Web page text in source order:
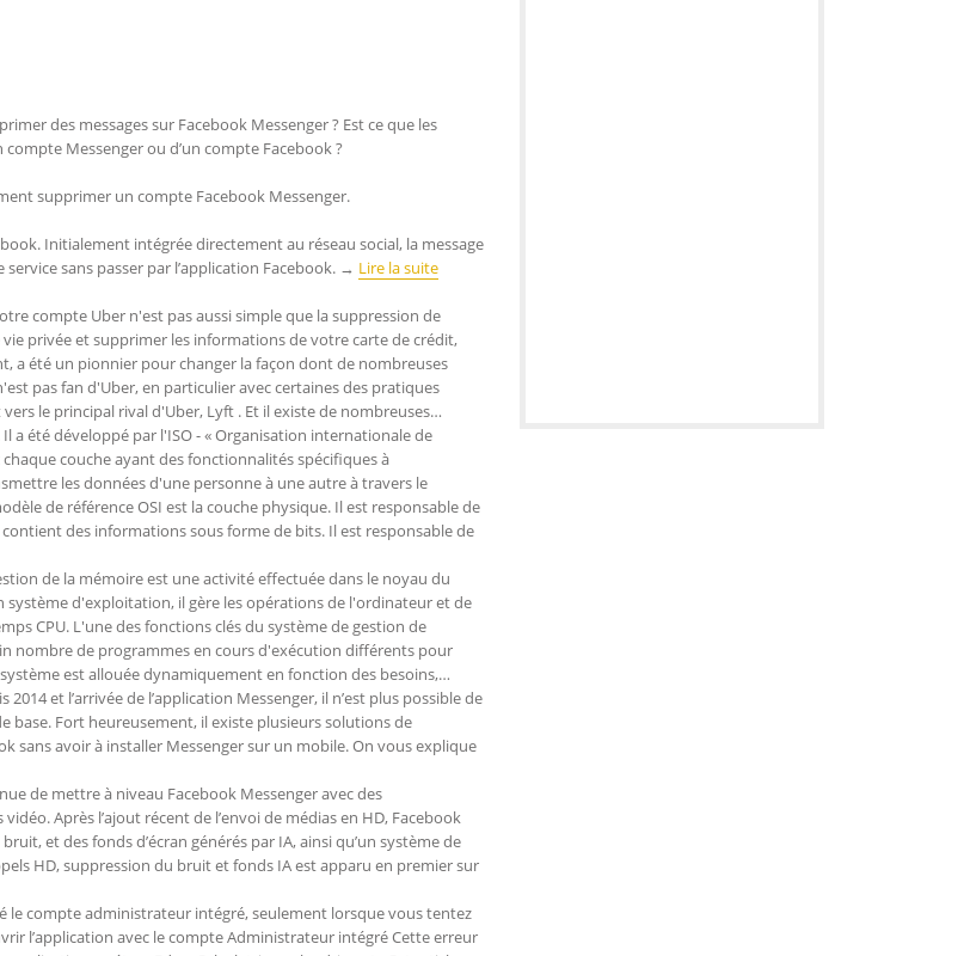
des messages sur Facebook Messenger ? Est ce que les
Messenger ou d’un compte Facebook ?
supprimer un compte Facebook Messenger.
Initialement intégrée directement au réseau social, la message
sans passer par l’application Facebook. → Lire la suite
compte Uber n'est pas aussi simple que la suppression de
privée et supprimer les informations de votre carte de crédit,
a été un pionnier pour changer la façon dont de nombreuses
pas fan d'Uber, en particulier avec certaines des pratiques
le principal rival d'Uber, Lyft . Et il existe de nombreuses…
a été développé par l'ISO - « Organisation internationale de
couche ayant des fonctionnalités spécifiques à
les données d'une personne à une autre à travers le
de référence OSI est la couche physique. Il est responsable de
des informations sous forme de bits. Il est responsable de
de la mémoire est une activité effectuée dans le noyau du
d'exploitation, il gère les opérations de l'ordinateur et de
CPU. L'une des fonctions clés du système de gestion de
nombre de programmes en cours d'exécution différents pour
est allouée dynamiquement en fonction des besoins,…
2014 et l’arrivée de l’application Messenger, il n’est plus possible de
base. Fort heureusement, il existe plusieurs solutions de
sans avoir à installer Messenger sur un mobile. On vous explique
de mettre à niveau Facebook Messenger avec des
Après l’ajout récent de l’envoi de médias en HD, Facebook
et des fonds d’écran générés par IA, ainsi qu’un système de
HD, suppression du bruit et fonds IA est apparu en premier sur
le compte administrateur intégré, seulement lorsque vous tentez
l’application avec le compte Administrateur intégré Cette erreur